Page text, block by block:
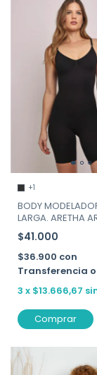
+1
BODY
LARGA. ARETHA
$41.000
$36.900 con
Transferencia
3 x $13.666,67
Comprar